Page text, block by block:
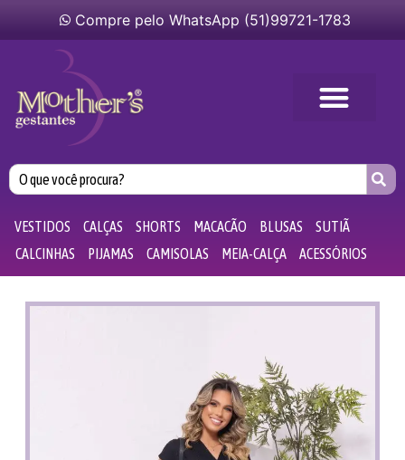
Compre pelo WhatsApp (51)99721-1783
VESTIDOS CALÇAS SHORTS MACACÃO BLUSAS
SUTIÃ
CALCINHAS
PIJAMAS CAMISOLAS MEIA-CALÇA ACESSÓRIOS